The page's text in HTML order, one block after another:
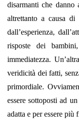
disarmanti che
altrettanto a causa
dall’esperienza,
risposte dei
immediatezza.
veridicità dei fatti,
primordiale.
essere sottoposti ad
adatta e per essere più